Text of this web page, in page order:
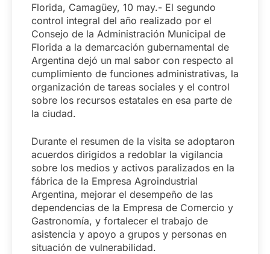
Florida, Camagüey, 10 may.- El segundo
control integral del año realizado por el
Consejo de la Administración Municipal de
Florida a la demarcación gubernamental de
Argentina dejó un mal sabor con respecto al
cumplimiento de funciones administrativas, la
organización de tareas sociales y el control
sobre los recursos estatales en esa parte de
la ciudad.
Durante el resumen de la visita se adoptaron
acuerdos dirigidos a redoblar la vigilancia
sobre los medios y activos paralizados en la
fábrica de la Empresa Agroindustrial
Argentina, mejorar el desempeño de las
dependencias de la Empresa de Comercio y
Gastronomía, y fortalecer el trabajo de
asistencia y apoyo a grupos y personas en
situación de vulnerabilidad.